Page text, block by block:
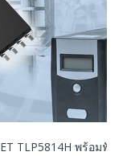
TLP5814H พร้อมฟัง